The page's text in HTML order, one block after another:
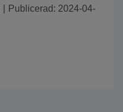
Publicerad: 2024-04-